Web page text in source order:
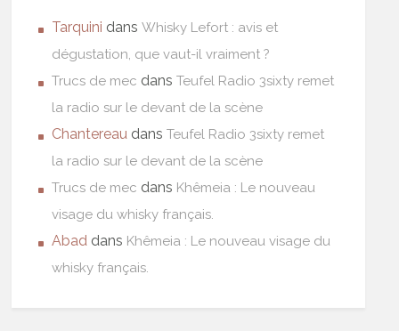
Tarquini dansWhisky Lefort : avis et
dégustation, que vaut-il vraiment ?
Trucs de mec dansTeufel Radio 3sixty remet
la radio sur le devant de la scène
Chantereau dansTeufel Radio 3sixty remet
la radio sur le devant de la scène
Trucs de mec dans Khêmeia : Le nouveau
visage du whisky français.
Abad dans Khêmeia : Le nouveau visage du
whisky français.